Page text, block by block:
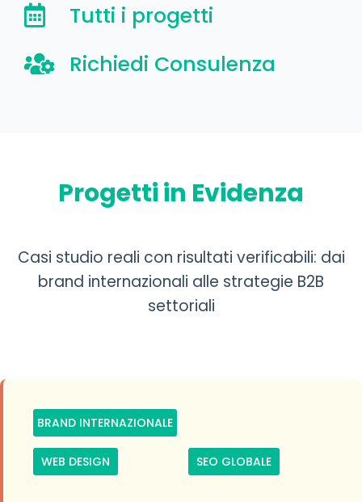
Tutti i progetti
Richiedi Consulenza
Progetti in Evidenza
Casi studio reali con risultati verificabili: dai
brand internazionali alle strategie B2B
settoriali
BRAND INTERNAZIONALE
WEB DESIGN SEO GLOBALE